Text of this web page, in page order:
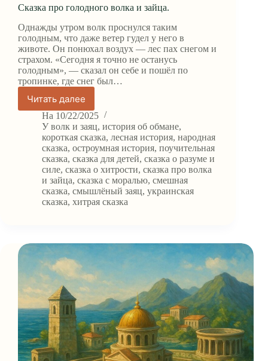
Сказка про голодного волка и зайца.
Однажды утром волк проснулся таким
голодным, что даже ветер гудел у него в
животе. Он понюхал воздух — лес пах снегом и
страхом. «Сегодня я точно не останусь
голодным», — сказал он себе и пошёл по
тропинке, где снег был…
Читать далее
Сказка
про
голодного
волка
и
зайца.
На 10/22/2025
У волк и заяц,история об обмане,
короткая сказка, лесная история, народная
сказка, остроумная история, поучительная
сказка, сказка для детей, сказка о разуме и
силе, сказка о хитрости, сказка про волка
и зайца, сказка с моралью, смешная
сказка, смышлёный заяц, украинская
сказка, хитрая сказка